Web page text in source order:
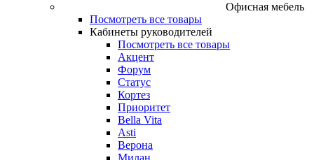
Офисная мебель
Посмотреть все товары
Кабинеты руководителей
Посмотреть все товары
Акцент
Форум
Статус
Кортез
Приоритет
Bella Vita
Asti
Верона
Милан